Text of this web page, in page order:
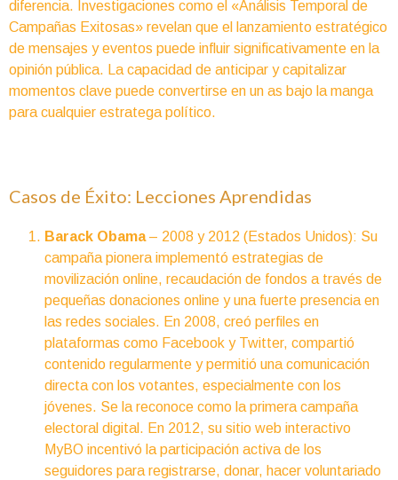
diferencia. Investigaciones como el «Análisis Temporal de
Campañas Exitosas» revelan que el lanzamiento estratégico
de mensajes y eventos puede influir significativamente en la
opinión pública. La capacidad de anticipar y capitalizar
momentos clave puede convertirse en un as bajo la manga
para cualquier estratega político.
Casos de Éxito: Lecciones Aprendidas
Barack Obama– 2008 y 2012 (Estados Unidos): Su
campaña pionera implementó estrategias de
movilización online, recaudación de fondos a través de
pequeñas donaciones online y una fuerte presencia en
las redes sociales. En 2008, creó perfiles en
plataformas como Facebook y Twitter, compartió
contenido regularmente y permitió una comunicación
directa con los votantes, especialmente con los
jóvenes. Se la reconoce como la primera campaña
electoral digital. En 2012, su sitio web interactivo
MyBO incentivó la participación activa de los
seguidores para registrarse, donar, hacer voluntariado